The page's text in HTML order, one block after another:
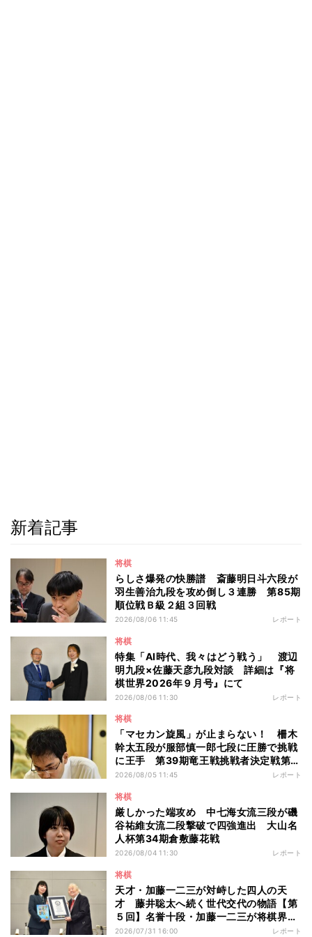
新着記事
将棋
らしさ爆発の快勝譜 斎藤明日斗六段が
羽生善治九段を攻め倒し３連勝 第85期
順位戦Ｂ級２組３回戦
2026/08/06 11:45 レポート
将棋
特集「AI時代、我々はどう戦う」 渡辺
明九段×佐藤天彦九段対談 詳細は『将
棋世界2026年９月号』にて
2026/08/06 11:30 レポート
将棋
「マセカン旋風」が止まらない！ 柵木
幹太五段が服部慎一郎七段に圧勝で挑戦
に王手 第39期竜王戦挑戦者決定戦第１
局
2026/08/05 11:45 レポート
将棋
厳しかった端攻め 中七海女流三段が磯
谷祐維女流二段撃破で四強進出 大山名
人杯第34期倉敷藤花戦
2026/08/04 11:30 レポート
将棋
天才・加藤一二三が対峙した四人の天
才 藤井聡太へ続く世代交代の物語【第
５回】名誉十段・加藤一二三が将棋界に
残したもの
2026/07/31 16:00 レポート